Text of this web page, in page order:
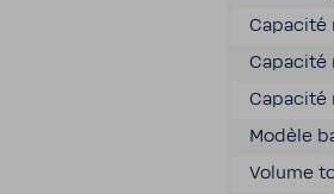
Capa­cité
Capa­cité
Capa­cité
Modèle
Volume